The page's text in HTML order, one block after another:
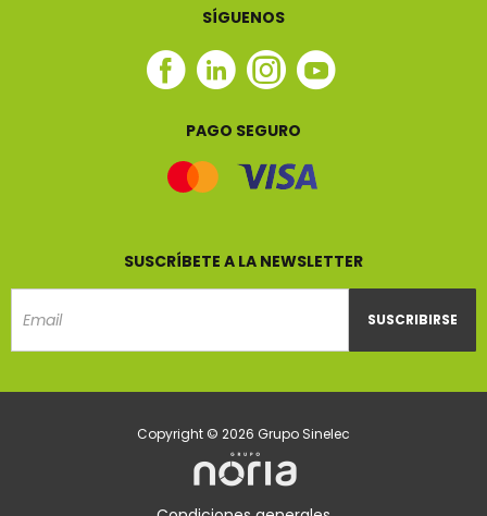
SÍGUENOS
Facebook
Linkedin
Instagram
Youtube
PAGO SEGURO
SUSCRÍBETE A LA NEWSLETTER
SUSCRIBIRSE
Copyright © 2026 Grupo Sinelec